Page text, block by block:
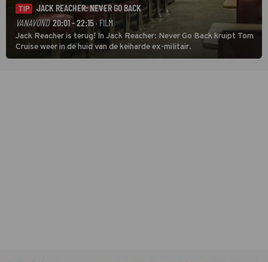
TIP
JACK REACHER: NEVER GO BACK
VANAVOND 20:01 - 22:15· FILM
Jack Reacher is terug! In Jack Reacher: Never Go Back kruipt Tom
Cruise weer in de huid van de keiharde ex-militair.